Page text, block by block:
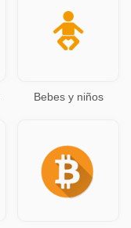
Bebes y niños